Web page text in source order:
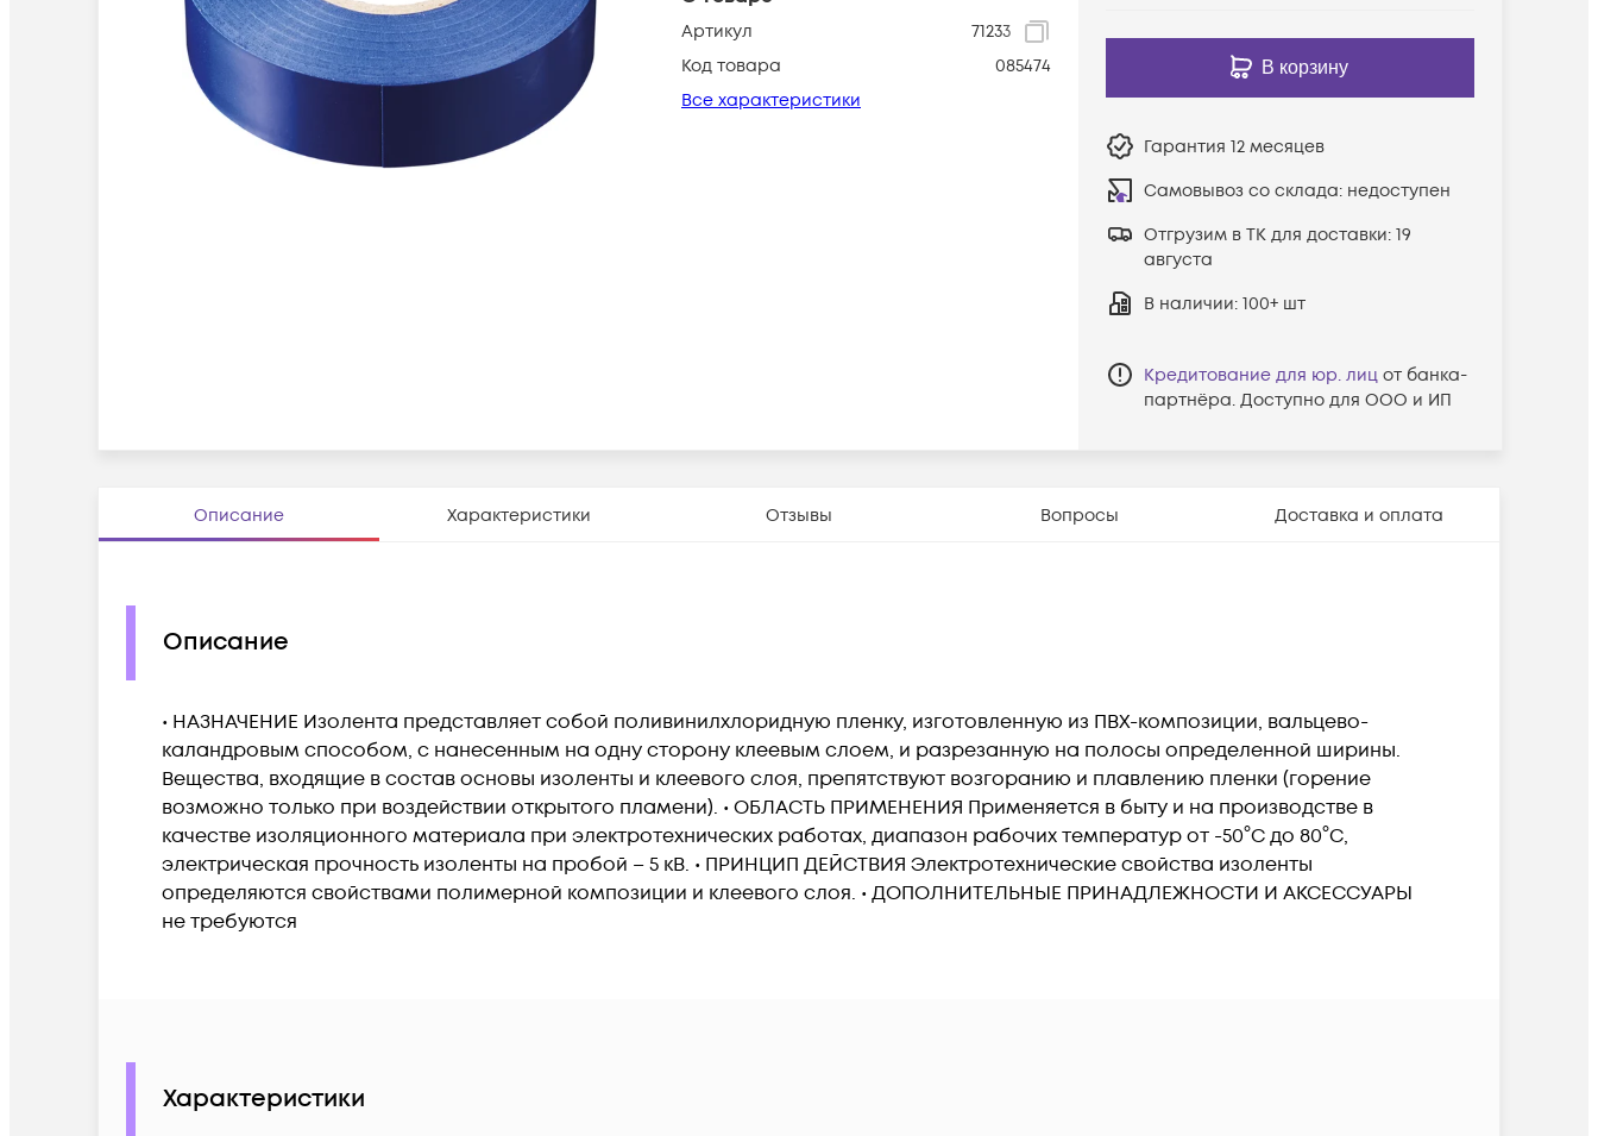
Артикул
71233
Код товара
085474
Все характеристики
В корзину
Гарантия 12 месяцев
Самовывоз со склада: недоступен
Отгрузим в ТК для доставки: 19
августа
В наличии: 100+ шт
Кредитование для юр. лиц от банка-
партнёра. Доступно для ООО и ИП
Описание Характеристики Отзывы Вопросы Доставка и оплата
Описание
• НАЗНАЧЕНИЕ Изолента представляет собой поливинилхлоридную пленку, изготовленную из ПВХ-композиции, вальцево-
каландровым способом, с нанесенным на одну сторону клеевым слоем, и разрезанную на полосы определенной ширины.
Вещества, входящие в состав основы изоленты и клеевого слоя, препятствуют возгоранию и плавлению пленки (горение
возможно только при воздействии открытого пламени). • ОБЛАСТЬ ПРИМЕНЕНИЯ Применяется в быту и на производстве в
качестве изоляционного материала при электротехнических работах, диапазон рабочих температур от -50°С до 80°С,
электрическая прочность изоленты на пробой – 5 кВ. • ПРИНЦИП ДЕЙСТВИЯ Электротехнические свойства изоленты
определяются свойствами полимерной композиции и клеевого слоя. • ДОПОЛНИТЕЛЬНЫЕ ПРИНАДЛЕЖНОСТИ И АКСЕССУАРЫ
не требуются
Характеристики